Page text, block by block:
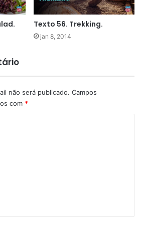
Texto 56. Trekking.
jan 8, 2014
não será publicado. Campos
com *